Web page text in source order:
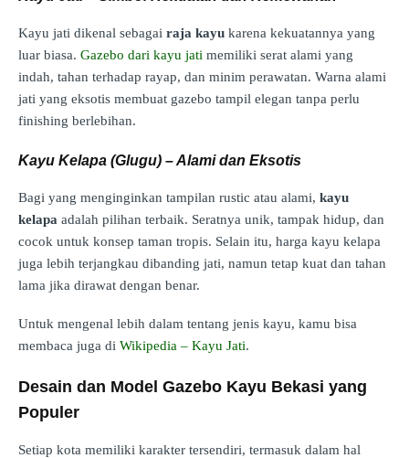
Kayu jati dikenal sebagai raja kayu karena kekuatannya yang
luar biasa. Gazebo dari kayu jati memiliki serat alami yang
indah, tahan terhadap rayap, dan minim perawatan. Warna alami
jati yang eksotis membuat gazebo tampil elegan tanpa perlu
finishing berlebihan.
Kayu Kelapa (Glugu) – Alami dan Eksotis
Bagi yang menginginkan tampilan rustic atau alami, kayu
kelapa adalah pilihan terbaik. Seratnya unik, tampak hidup, dan
cocok untuk konsep taman tropis. Selain itu, harga kayu kelapa
juga lebih terjangkau dibanding jati, namun tetap kuat dan tahan
lama jika dirawat dengan benar.
Untuk mengenal lebih dalam tentang jenis kayu, kamu bisa
membaca juga di Wikipedia – Kayu Jati.
Desain dan Model Gazebo Kayu Bekasi yang
Populer
Setiap kota memiliki karakter tersendiri, termasuk dalam hal